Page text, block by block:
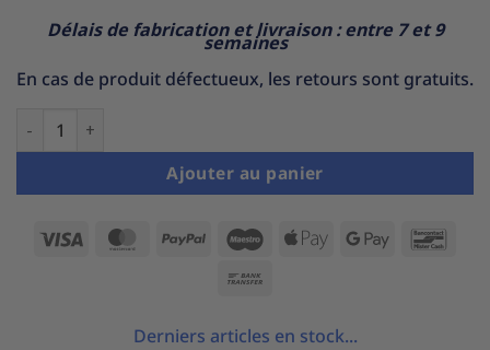
Délais de fabrication et livraison : entre 7 et 9
semaines
En cas de produit défectueux, les retours sont gratuits.
quantité de Spa de Nage 12 Mètres Double-Bassin - 12
Ajouter au panier
Visa MasterCard
PayPal MaestroApple Google
Derniers articles en stock...